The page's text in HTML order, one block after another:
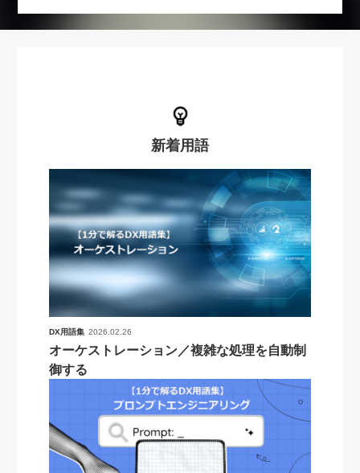
新着用語
DX用語集 2026.02.26
オーケストレーション／複雑な処理を自動制
御する